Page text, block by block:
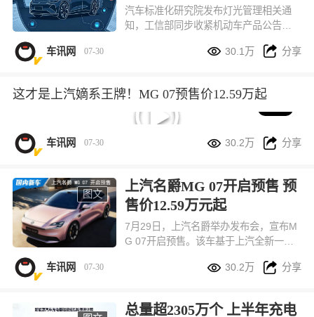
汽车标准化研究院发布灯光管理相关通
知，工信部同步收紧机动车产品公告审
产品公告申报开始，所有全新开发、中
示灯。
车讯网 07-30  30.1万  分享
这才是上汽嫡系王牌！MG 07预售价12.59万起
车讯网 07-30  30.2万  分享
图文
上汽名爵MG 07开启预售 预
售价12.59万元起
7月29日，上汽名爵举办发布会，宣布M
G 07开启预售。该车基于上汽全新一代
一台个性新能源轿跑，预售价12.59万元
车讯网 07-30  30.2万  分享
总量超2305万个 上半年充电